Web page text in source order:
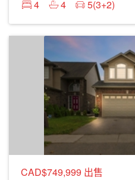
4 4 5(3+2)
CAD$749,999 出售